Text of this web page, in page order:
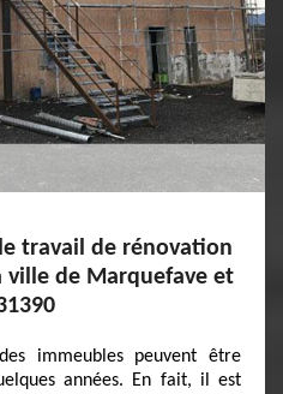
travail de rénovation
ville de Marquefave et
immeubles peuvent être
années. En fait, il est